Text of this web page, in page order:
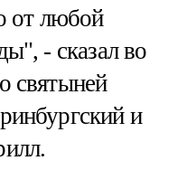
от любой
- сказал во
святыней
и